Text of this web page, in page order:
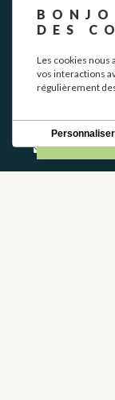
NOUS
DES
Les cookies nous
vos interactions
régulièrement
Personnaliser